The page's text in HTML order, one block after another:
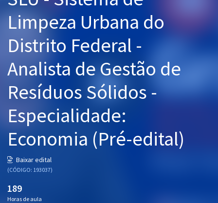
Graduação
Mentorias
Questões grátis
Conteúdo gratuito
Blog
Aprovados
Atendimento
Limpeza Urbana do
Distrito Federal -
Analista de Gestão de
Resíduos Sólidos -
Especialidade:
Economia (Pré-edital)
Baixar edital
(CÓDIGO: 193037)
189
Horas de aula